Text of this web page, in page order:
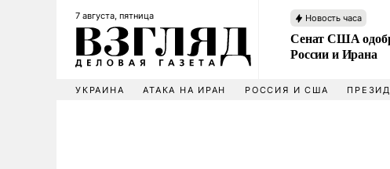
7 августа, пятница Новость часа
Сенат США
России и Ирана
УКРАИНА АТАКА НА ИРАН РОССИЯ И США